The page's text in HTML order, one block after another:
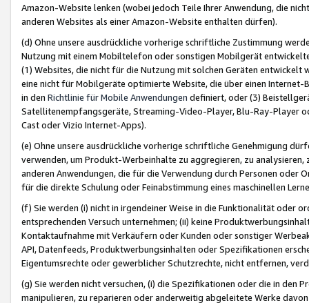
Amazon-Website lenken (wobei jedoch Teile Ihrer Anwendung, die
anderen Websites als einer Amazon-Website enthalten dürfen).
(d) Ohne unsere ausdrückliche vorherige schriftliche Zustimmung
Nutzung mit einem Mobiltelefon oder sonstigen Mobilgerät
(1) Websites, die nicht für die Nutzung mit solchen Geräten
eine nicht für Mobilgeräte optimierte Website, die über einen
in den Richtlinie für Mobile Anwendungen definiert, oder (3)
Satellitenempfangsgeräte, Streaming-Video-Player, Blu-Ray-Player
Cast oder Vizio Internet-Apps).
(e) Ohne unsere ausdrückliche vorherige schriftliche Genehmigung
verwenden, um Produkt-Werbeinhalte zu aggregieren, zu
anderen Anwendungen, die für die Verwendung durch Personen
für die direkte Schulung oder Feinabstimmung eines maschinellen
(f) Sie werden (i) nicht in irgendeiner Weise in die Funktionalität oder
entsprechenden Versuch unternehmen; (ii) keine
Kontaktaufnahme mit Verkäufern oder Kunden oder sonstiger
API, Datenfeeds, Produktwerbungsinhalten oder Spezifikationen
Eigentumsrechte oder gewerblicher Schutzrechte, nicht entfernen,
(g) Sie werden nicht versuchen, (i) die Spezifikationen oder die in
manipulieren, zu reparieren oder anderweitig abgeleitete Werke